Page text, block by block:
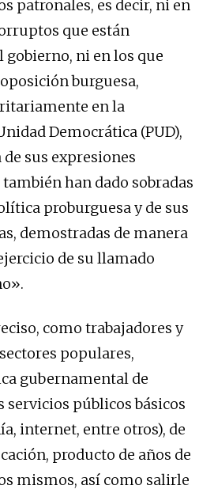
patronales, es decir, ni en
que están
gobierno, ni en los que
burguesa,
en la
Democrática (PUD),
sus expresiones
han dado sobradas
proburguesa y de sus
demostradas de manera
de su llamado
como trabajadores y
populares,
gubernamental de
servicios públicos básicos
internet, entre otros), de
producto de años de
mismos, así como salirle